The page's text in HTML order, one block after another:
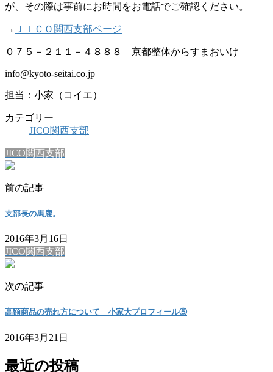
が、その際は事前にお時間をお電話でご確認ください。
→ ＪＩＣＯ関西支部ページ
０７５－２１１－４８８８ 京都整体からすまおいけ
info@kyoto-seitai.co.jp
担当：小家（コイエ）
カテゴリー
JICO関西支部
JICO関西支部
前の記事
支部長の馬鹿。
2016年3月16日
JICO関西支部
次の記事
高額商品の売れ方について 小家大プロフィール⑤
2016年3月21日
最近の投稿